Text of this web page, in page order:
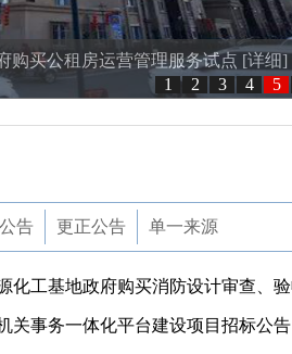
购买公租房运营管理服务试点 [详细]
1
2 3 4 5
告 更正公告 单一来源
关事务一体化平台建设项目招标公告